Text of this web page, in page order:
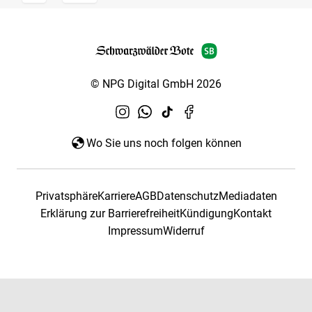
© NPG Digital GmbH 2026
Wo Sie uns noch folgen können
PrivatsphäreKarriereAGBDatenschutzMediadaten
Erklärung zur BarrierefreiheitKündigungKontakt
ImpressumWiderruf